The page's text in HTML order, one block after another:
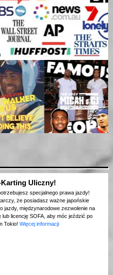
Uliczny!
specjalnego prawa jazdy!
że posiadasz ważne japońskie
jazdy, międzynarodowe zezwolenie na
lub licencję SOFA, aby móc jeździć po
Tokio! Więcej informacji